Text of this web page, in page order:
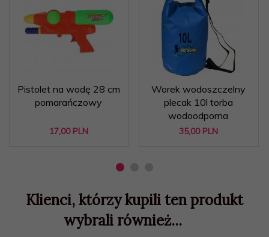
Pistolet na wodę 28 cm
pomarańczowy
17,00 PLN
Worek wodoszczelny
plecak 10l torba
wodoodporna
35,00 PLN
Klienci, którzy kupili ten produkt
wybrali również...